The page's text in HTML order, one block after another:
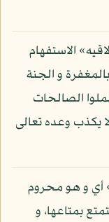
الاستفهام
و الجنة
الصالحات
و أجر عظيم»: المائدة: 9، و لا يكذب وعده تعالى
أي و هو محروم
بمتاعها، و